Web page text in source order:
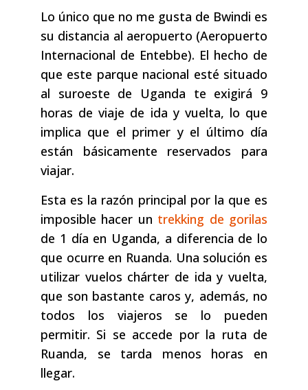
Lo único que no me gusta de Bwindi es
su distancia al aeropuerto (Aeropuerto
Internacional de Entebbe). El hecho de
que este parque nacional esté situado
al suroeste de Uganda te exigirá 9
horas de viaje de ida y vuelta, lo que
implica que el primer y el último día
están básicamente reservados para
viajar.
Esta es la razón principal por la que es
imposible hacer un trekking de gorilas
de 1 día en Uganda, a diferencia de lo
que ocurre en Ruanda. Una solución es
utilizar vuelos chárter de ida y vuelta,
que son bastante caros y, además, no
todos los viajeros se lo pueden
permitir. Si se accede por la ruta de
Ruanda, se tarda menos horas en
llegar.